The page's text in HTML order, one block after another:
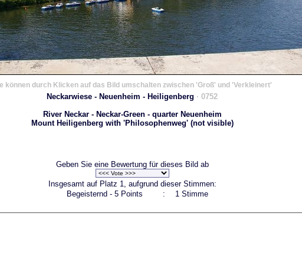
können durch Klicken auf das Bild umschalten zwischen 'Groß' und 'Verkleinert'
Neckarwiese - Neuenheim - Heiligenberg · 0752
River Neckar - Neckar-Green - quarter Neuenheim
Mount Heiligenberg with 'Philosophenweg' (not visible)
Geben Sie eine Bewertung für dieses Bild ab
Insgesamt auf Platz 1, aufgrund dieser Stimmen:
Begeisternd - 5 Points
: 1 Stimme